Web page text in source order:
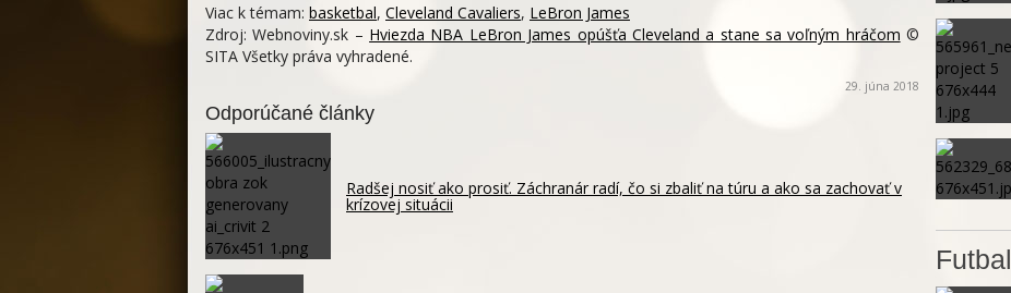
Viac k témam: basketbal, Cleveland Cavaliers, LeBron James
Zdroj: Webnoviny.sk – Hviezda NBA LeBron James opúšťa Cleveland a stane sa voľným hráčom ©
SITA Všetky práva vyhradené.
29. júna 2018
Odporúčané články
Radšej nosiť ako prosiť. Záchranár radí, čo si zbaliť na túru a ako sa zachovať v
krízovej situácii
Futbal